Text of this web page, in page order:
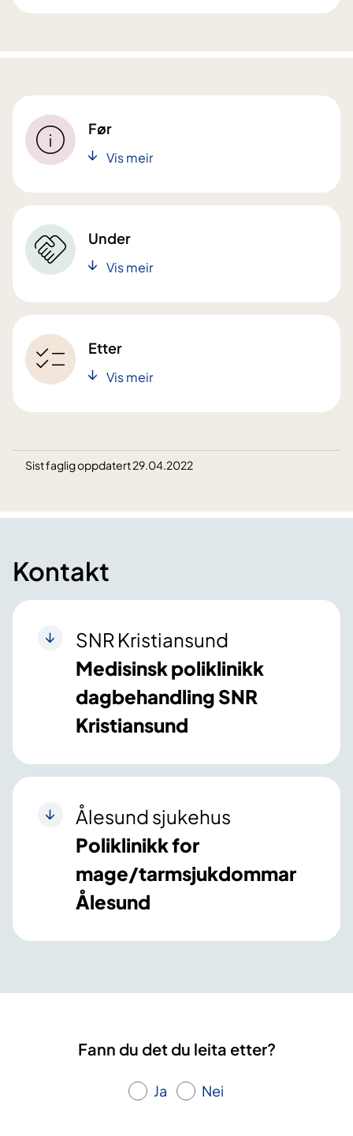
Før
Vis meir
Under
Vis meir
Etter
Vis meir
Sist faglig oppdatert 29.04.2022
Kontakt
SNR Kristiansund
Medisinsk poliklinikk
dagbehandling SNR
Kristiansund
Ålesund sjukehus
Poliklinikk for
mage/tarmsjukdommar
Ålesund
Fann du det du leita etter?
Ja Nei